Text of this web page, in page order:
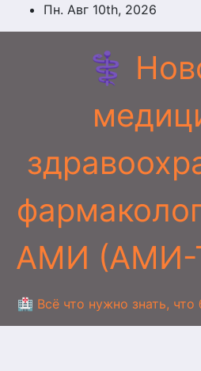
Перейти
к
Пн. Авг 10th, 2026
⚕️
АМИ (АМИ-
🏥 Всё что нужно знать,